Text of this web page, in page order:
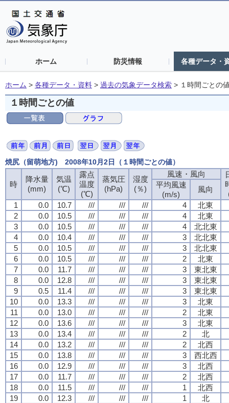
ホーム 防災情報 各種データ・
ホーム > 各種データ・資料 > 過去の気象データ検索 > １時間ごとの
１時間ごとの値
焼尻（留萌地方) 2008年10月2日（１時間ごとの値）
時
降水量
(mm)
気温
(℃)
露点
温度
(℃)
蒸気圧
(hPa)
湿度
(％)
風速・風向
平均風速
(m/s)
風向
1
0.0 10.7 /// /// /// 4
北東
2
0.0 10.5 /// /// /// 4
北東
3
0.0 10.5 /// /// /// 4
北北東
4
0.0 10.4 /// /// /// 3
北北東
5
0.0 10.5 /// /// /// 3
北北東
6
0.0 10.5 /// /// /// 2
北東
7
0.0 11.7 /// /// /// 3
東北東
8
0.0 12.8 /// /// /// 3
東北東
9
0.5 11.4 /// /// /// 3
東北東
10
0.0 13.3 /// /// /// 3
北東
11
0.0 13.0 /// /// /// 2
北東
12
0.0 13.6 /// /// /// 3
北東
13
0.0 13.4 /// /// /// 2
北
14
0.0 13.2 /// /// /// 2
北西
15
0.0 13.8 /// /// /// 3
西北西
16
0.0 12.9 /// /// /// 3
北西
17
0.0 11.7 /// /// /// 2
北西
18
0.0 11.5 /// /// /// 1
北西
19
0.0 12.3 /// /// /// 1
北
時
降水量
(mm)
気温
(℃)
露点
温度
(℃)
蒸気圧
(hPa)
湿度
(％)
風速・風向
平均風速
(m/s)
風向
1
0.0 10.7 /// /// /// 4
北東
2
0.0 10.5 /// /// /// 4
北東
3
0.0 10.5 /// /// /// 4
北北東
4
0.0 10.4 /// /// /// 3
北北東
5
0.0 10.5 /// /// /// 3
北北東
6
0.0 10.5 /// /// /// 2
北東
7
0.0 11.7 /// /// /// 3
東北東
8
0.0 12.8 /// /// /// 3
東北東
9
0.5 11.4 /// /// /// 3
東北東
10
0.0 13.3 /// /// /// 3
北東
11
0.0 13.0 /// /// /// 2
北東
12
0.0 13.6 /// /// /// 3
北東
13
0.0 13.4 /// /// /// 2
北
14
0.0 13.2 /// /// /// 2
北西
15
0.0 13.8 /// /// /// 3
西北西
16
0.0 12.9 /// /// /// 3
北西
17
0.0 11.7 /// /// /// 2
北西
18
0.0 11.5 /// /// /// 1
北西
19
0.0 12.3 /// /// /// 1
北
時
降水量
(mm)
気温
(℃)
露点
温度
(℃)
蒸気圧
(hPa)
湿度
(％)
風速・風向
平均風速
(m/s)
風向
1
0.0 10.7 /// /// /// 4
北東
2
0.0 10.5 /// /// /// 4
北東
3
0.0 10.5 /// /// /// 4
北北東
4
0.0 10.4 /// /// /// 3
北北東
5
0.0 10.5 /// /// /// 3
北北東
6
0.0 10.5 /// /// /// 2
北東
7
0.0 11.7 /// /// /// 3
東北東
8
0.0 12.8 /// /// /// 3
東北東
9
0.5 11.4 /// /// /// 3
東北東
10
0.0 13.3 /// /// /// 3
北東
11
0.0 13.0 /// /// /// 2
北東
12
0.0 13.6 /// /// /// 3
北東
13
0.0 13.4 /// /// /// 2
北
14
0.0 13.2 /// /// /// 2
北西
15
0.0 13.8 /// /// /// 3
西北西
16
0.0 12.9 /// /// /// 3
北西
17
0.0 11.7 /// /// /// 2
北西
18
0.0 11.5 /// /// /// 1
北西
19
0.0 12.3 /// /// /// 1
北
時
降水量
(mm)
気温
(℃)
露点
温度
(℃)
蒸気圧
(hPa)
湿度
(％)
風速・風向
平均風速
(m/s)
風向
1
0.0 10.7 /// /// /// 4
北東
2
0.0 10.5 /// /// /// 4
北東
3
0.0 10.5 /// /// /// 4
北北東
4
0.0 10.4 /// /// /// 3
北北東
5
0.0 10.5 /// /// /// 3
北北東
6
0.0 10.5 /// /// /// 2
北東
7
0.0 11.7 /// /// /// 3
東北東
8
0.0 12.8 /// /// /// 3
東北東
9
0.5 11.4 /// /// /// 3
東北東
10
0.0 13.3 /// /// /// 3
北東
11
0.0 13.0 /// /// /// 2
北東
12
0.0 13.6 /// /// /// 3
北東
13
0.0 13.4 /// /// /// 2
北
14
0.0 13.2 /// /// /// 2
北西
15
0.0 13.8 /// /// /// 3
西北西
16
0.0 12.9 /// /// /// 3
北西
17
0.0 11.7 /// /// /// 2
北西
18
0.0 11.5 /// /// /// 1
北西
19
0.0 12.3 /// /// /// 1
北